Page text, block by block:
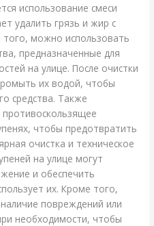
использование смеси
удалить грязь и жир с
того, можно использовать
предназначенные для
на улице. После очистки
их водой, чтобы
средства. Также
противоскользящее
чтобы предотвратить
очистка и техническое
на улице могут
и обеспечить
их. Кроме того,
повреждений или
необходимости, чтобы